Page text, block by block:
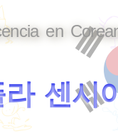
en
라 센시